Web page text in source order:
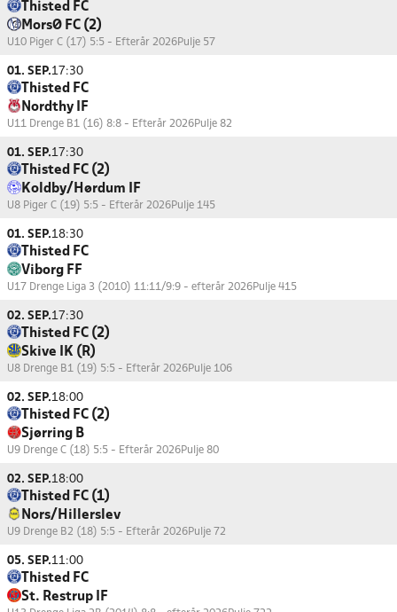
Thisted FC
MorsØ FC (2)
U10 Piger C (17) 5:5 - Efterår 2026Pulje 57
01. SEP.17:30
Thisted FC
Nordthy IF
U11 Drenge B1 (16) 8:8 - Efterår 2026Pulje 82
01. SEP.17:30
Thisted FC (2)
Koldby/Hørdum IF
U8 Piger C (19) 5:5 - Efterår 2026Pulje 145
01. SEP.18:30
Thisted FC
Viborg FF
U17 Drenge Liga 3 (2010) 11:11/9:9 - efterår 2026Pulje 415
02. SEP.17:30
Thisted FC (2)
Skive IK (R)
U8 Drenge B1 (19) 5:5 - Efterår 2026Pulje 106
02. SEP.18:00
Thisted FC (2)
Sjørring B
U9 Drenge C (18) 5:5 - Efterår 2026Pulje 80
02. SEP.18:00
Thisted FC (1)
Nors/Hillerslev
U9 Drenge B2 (18) 5:5 - Efterår 2026Pulje 72
05. SEP.11:00
Thisted FC
St. Restrup IF